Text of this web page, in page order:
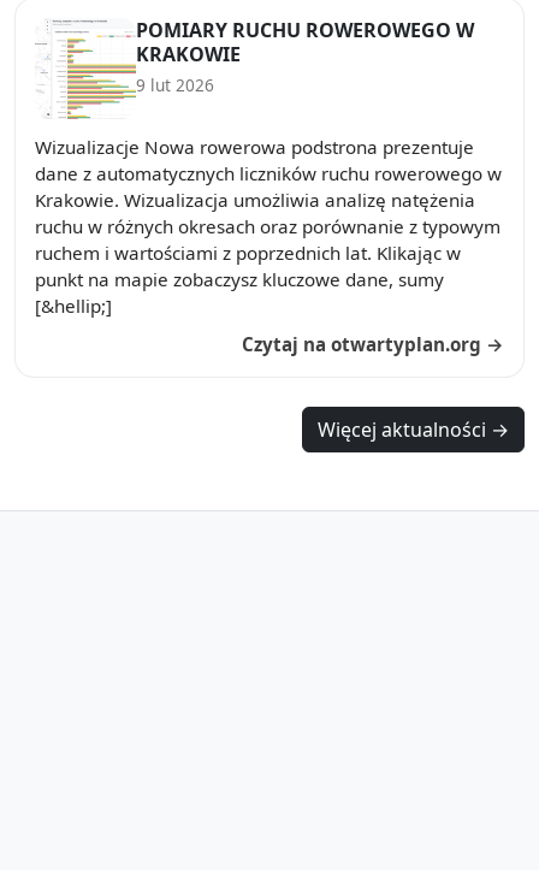
POMIARY RUCHU ROWEROWEGO W
KRAKOWIE
9 lut 2026
Wizualizacje Nowa rowerowa podstrona prezentuje
dane z automatycznych liczników ruchu rowerowego w
Krakowie. Wizualizacja umożliwia analizę natężenia
ruchu w różnych okresach oraz porównanie z typowym
ruchem i wartościami z poprzednich lat. Klikając w
punkt na mapie zobaczysz kluczowe dane, sumy
[&hellip;]
Czytaj na otwartyplan.org →
Więcej aktualności →